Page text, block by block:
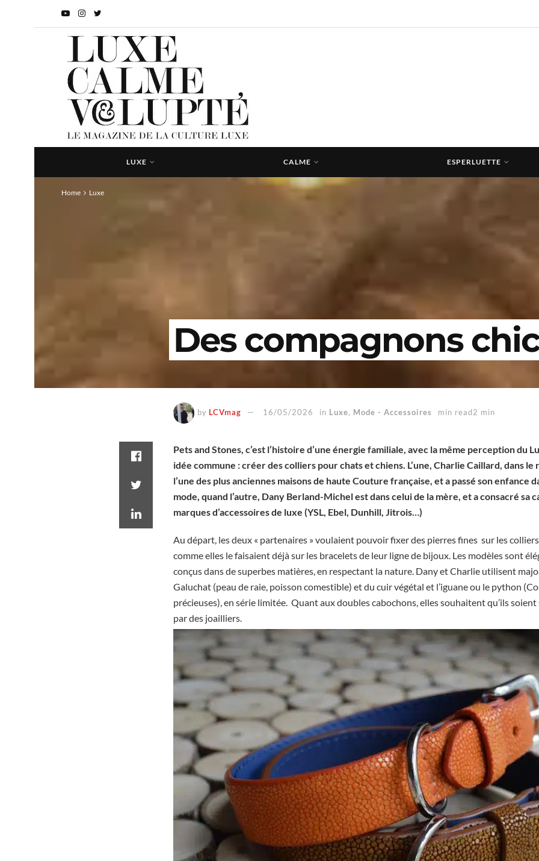
LUXE CALME ESPERLUETTE
Home Luxe
Des compagnons
by LCVmag 16/05/2026 in Luxe, Mode - Accessoires min read2 min
Pets and Stones, c’est l’histoire d’une énergie familiale, avec la même perception du
idée commune : créer des colliers pour chats et chiens. L’une, Charlie Caillard, dans
l’une des plus anciennes maisons de haute Couture française, et a passé son enfance
mode, quand l’autre, Dany Berland-Michel est dans celui de la mère, et a consacré sa
marques d’accessoires de luxe (YSL, Ebel, Dunhill, Jitrois…)
Au départ, les deux « partenaires » voulaient pouvoir fixer des pierres fines sur les
comme elles le faisaient déjà sur les bracelets de leur ligne de bijoux. Les modèles sont
conçus dans de superbes matières, en respectant la nature. Dany et Charlie utilisent
Galuchat (peau de raie, poisson comestible) et du cuir végétal et l’iguane ou le python
précieuses), en série limitée. Quant aux doubles cabochons, elles souhaitent qu’ils
par des joailliers.